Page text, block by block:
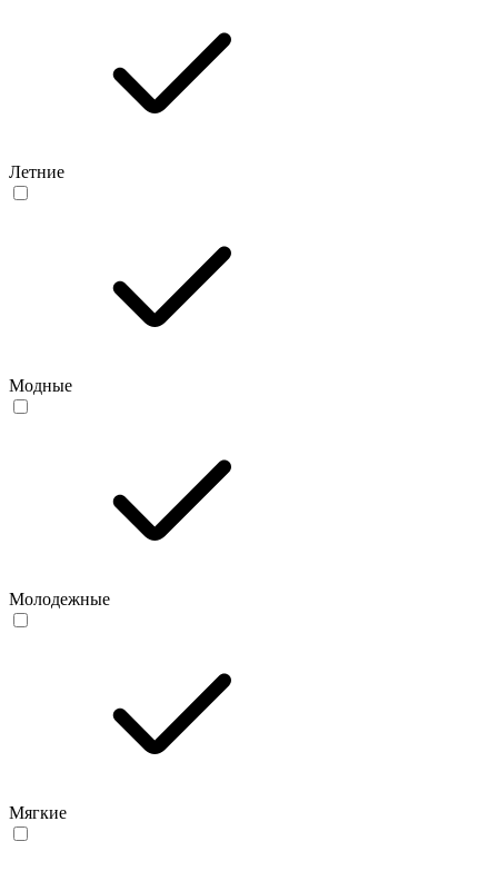
Летние
Модные
Молодежные
Мягкие